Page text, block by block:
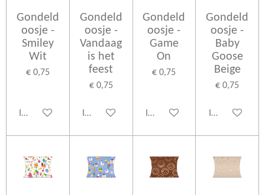
Gondeld
oosje -
Smiley
Wit
€ 0,75
In winkelwagen
Gondeld
oosje -
Vandaag
is het
feest
€ 0,75
In winkelwagen
Gondeld
oosje -
Game
On
€ 0,75
In winkelwagen
Gondeld
oosje -
Baby
Goose
Beige
€ 0,75
In